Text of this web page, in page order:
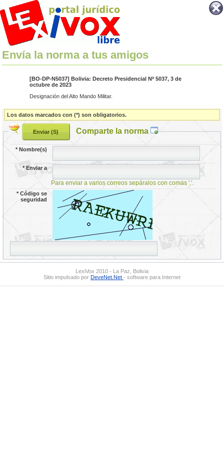
Envía la norma a tus amigos
[BO-DP-N5037] Bolivia: Decreto Presidencial Nº 5037, 3 de
octubre de 2023
Designación del Alto Mando Militar.
Los datos marcados con (*) son obligatorios.
Comparte la norma
*Nombre(s)
*Enviar a
Para enviar a varios correos sepáralos con comas ','.
*Código se
seguridad
LexiVox 2010 - La Paz, Bolivia
Sitio impulsado por DeveNet.Net - software para Internet